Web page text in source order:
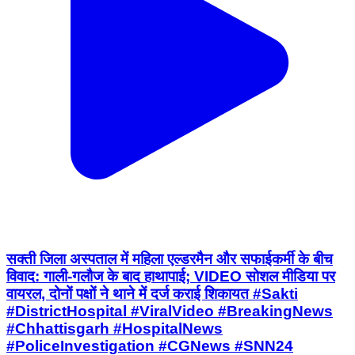
सक्ती जिला अस्पताल में महिला एल्डरमैन और सफाईकर्मी के बीच
विवाद: गाली-गलौज के बाद हाथापाई; VIDEO सोशल मीडिया पर
वायरल, दोनों पक्षों ने थाने में दर्ज कराई शिकायत #Sakti
#DistrictHospital #ViralVideo #BreakingNews
#Chhattisgarh #HospitalNews
#PoliceInvestigation #CGNews #SNN24